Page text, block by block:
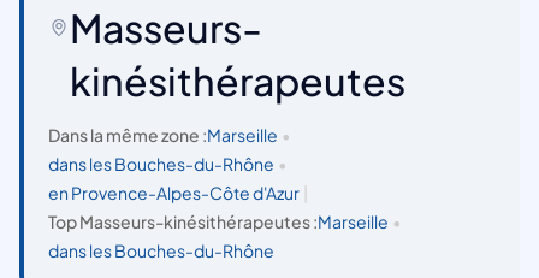
Masseurs-
kinésithérapeutes
Dans la même zone :Marseille •
dans les Bouches-du-Rhône •
en Provence-Alpes-Côte d'Azur
Top Masseurs-kinésithérapeutes :Marseille •
dans les Bouches-du-Rhône